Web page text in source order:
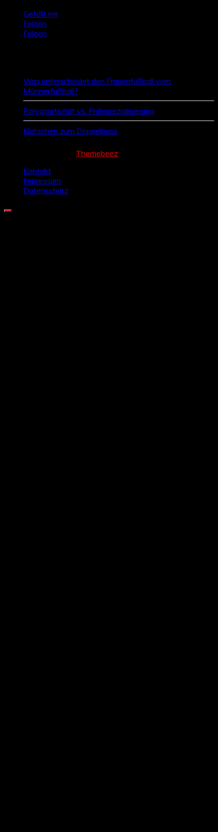
Gefällt mir
Folgen
Folgen
Was unterscheidet den Frauenfußball vom
Männerfußball?
Polysportivität vs. Frühspezialisierung
Klatschen zum Doppelpass
Themebeez
Kontakt
Impressum
Datenschutz